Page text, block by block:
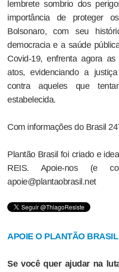
lembrete sombrio dos
importância de proteger
Bolsonaro, com seu
democracia e a saúde
Covid-19, enfrenta agora
atos, evidenciando a
contra aqueles que
estabelecida.
Com informações do Brasil
Plantão Brasil foi criado e
REIS. Apoie-nos (e
apoie@plantaobrasil.net
APOIE O PLANTÃO
Se você quer ajudar na